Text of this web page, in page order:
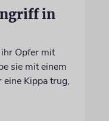
in
Opfer mit
sie mit einem
eine Kippa trug,